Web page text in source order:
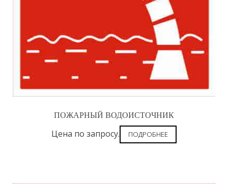
ПОЖАРНЫЙ ВОДОИСТОЧНИК
Цена по запросу. ПОДРОБНЕЕ